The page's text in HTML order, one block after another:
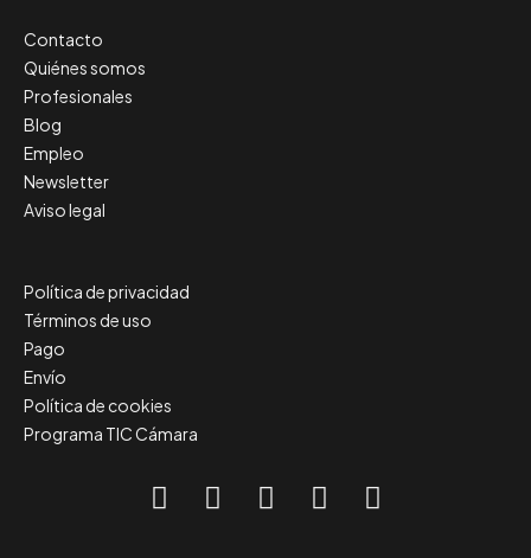
Contacto
Quiénes somos
Profesionales
Blog
Empleo
Newsletter
Aviso legal
Política de privacidad
Términos de uso
Pago
Envío
Política de cookies
Programa TIC Cámara